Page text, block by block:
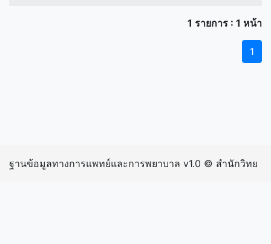
1 รายการ : 1 หน้า
1
ฐานข้อมูลทางการแพทย์และการพยาบาล v1.0 © สำนักวิทย